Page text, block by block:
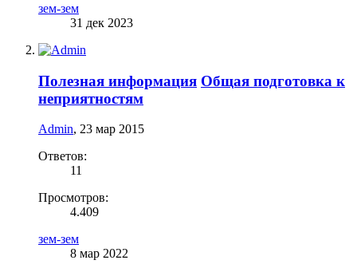
зем-зем
31 дек 2023
Полезная информация Общая подготовка к
неприятностям
Admin, 23 мар 2015
Ответов:
11
Просмотров:
4.409
зем-зем
8 мар 2022